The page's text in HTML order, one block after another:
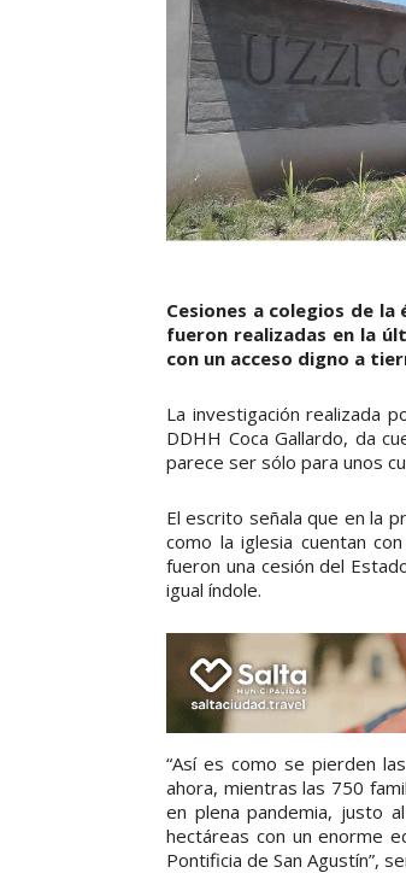
Cesiones a colegios de
fueron realizadas en la
con un acceso digno a
La investigación realizada
DDHH Coca Gallardo, da
parece ser sólo para unos
El escrito señala que en la
como la iglesia cuentan
fueron una cesión del
igual índole.
“Así es como se pierden
ahora, mientras las 750
en plena pandemia, justo
hectáreas con un enorme
Pontificia de San Agustín”,